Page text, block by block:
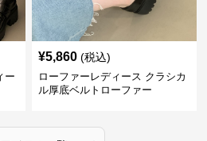
ー
¥5,860 (税込)
ローファーレディース クラシカ
ル厚底ベルトローファー